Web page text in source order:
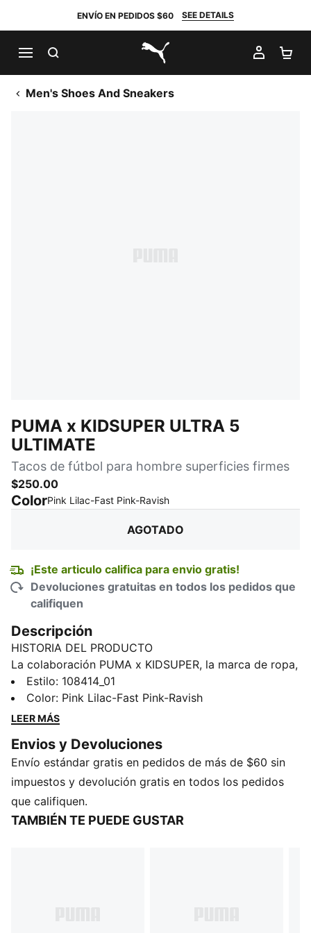
ENVÍO EN PEDIDOS $60 SEE DETAILS
PUMA.com
MI
Men's Shoes And Sneakers
PUMA x KIDSUPER ULTRA 5
ULTIMATE
Tacos de fútbol para hombre superficies firmes
$250.00
ColorPink Lilac-Fast Pink-Ravish:
AGOTADO
¡Este articulo califica para envio gratis!
Devoluciones gratuitas en todos los pedidos que
califiquen
Descripción
HISTORIA DEL PRODUCTO
La colaboración PUMA x KIDSUPER, la marca de ropa,
diseño y experimentación ubicada en Brooklyn, Nueva
York, está de regreso. Dale rienda suelta en la cancha
al artista que llevás dentro con los nuevos ULTRA 5
el juego. Cuentan con una suela SPEEDSYSTEM para
maximizar la aceleración, refuerzo PWRTAPE SQD
para mayor estabilidad y GripControl Pro para un
óptimo manejo de la pelota. Expresate y domina el
juego.
Estilo: 108414_01
Color: Pink Lilac-Fast Pink-Ravish
LEER MÁS
Envios y Devoluciones
Envío estándar gratis en pedidos de más de $60 sin
impuestos y devolución gratis en todos los pedidos
que califiquen.
TAMBIÉN TE PUEDE GUSTAR